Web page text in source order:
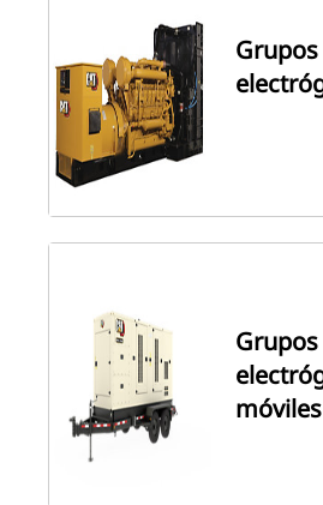
Grupos
Grupos
móviles